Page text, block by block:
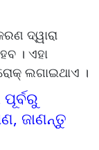
ଦ୍ୱାରା
। ଏହା
ଲଗାଇଥାଏ ।
ଜାଣନ୍ତୁ